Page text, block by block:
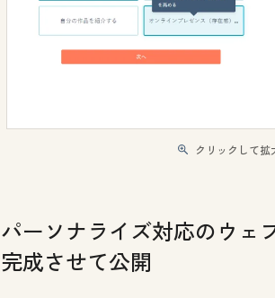
クリックして拡
パーソナライズ対応のウェ
完成させて公開